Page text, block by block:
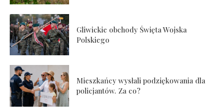
Gliwickie obchody Święta Wojska
Polskiego
Mieszkańcy wysłali podziękowania dla
policjantów. Za co?